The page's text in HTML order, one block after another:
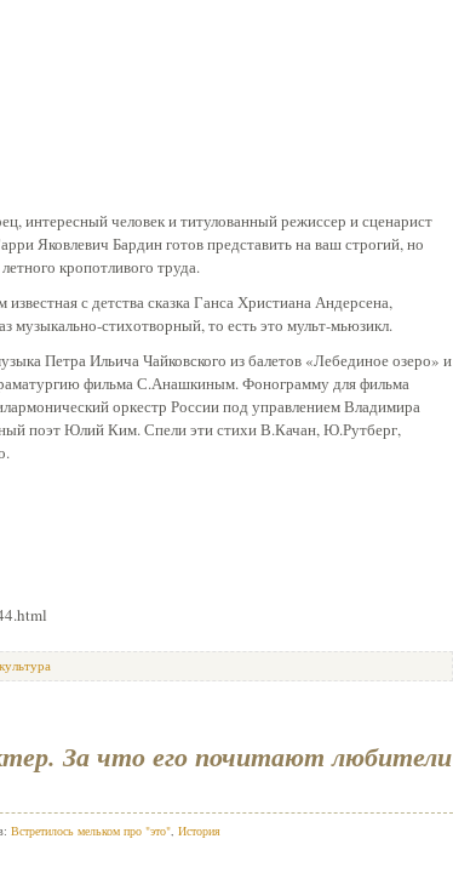
интересный человек и титулованный режиссер и сценарист
Яковлевич Бардин готов представить на ваш строгий, но
кропотливого труда.
с детства сказка Ганса Христиана Андерсена,
музыкально-стихотворный, то есть это мульт-мьюзикл.
Петра Ильича Чайковского из балетов «Лебединое озеро» и
фильма С.Анашкиным. Фонограмму для фильма
оркестр России под управлением Владимира
поэт Юлий Ким. Спели эти стихи В.Качан, Ю.Рутберг,
культура
За что его почитают любители
Встретилось мельком про "это", История